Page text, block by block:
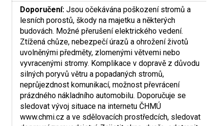
Doporučení: Jsou očekávána poškození stromů a
lesních porostů, škody na majetku a některých
budovách. Možné přerušení elektrického vedení.
Ztížená chůze, nebezpečí úrazů a ohrožení životů
uvolněnými předměty, zlomenými větvemi nebo
vyvracenými stromy. Komplikace v dopravě z důvodu
silných poryvů větru a popadaných stromů,
neprůjezdnost komunikací, možnost převrácení
prázdného nákladního automobilu. Doporučuje se
sledovat vývoj situace na internetu ČHMÚ
www.chmi.cz a ve sdělovacích prostředcích, sledovat